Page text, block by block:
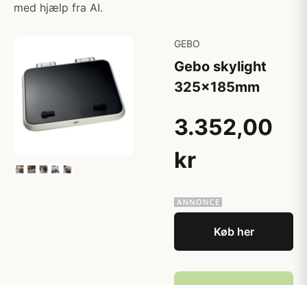
med hjælp fra AI.
GEBO
Gebo skylight
325x185mm
3.352,00
kr
Køb her